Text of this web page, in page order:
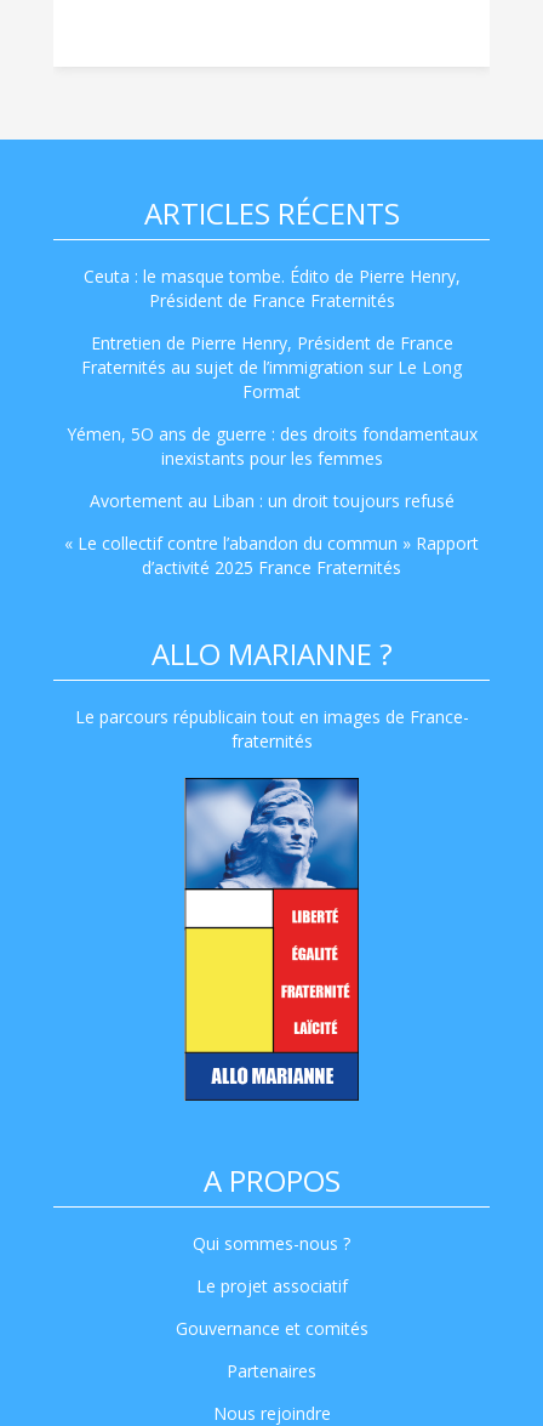
ARTICLES RÉCENTS
Ceuta : le masque tombe. Édito de Pierre Henry,
Président de France Fraternités
Entretien de Pierre Henry, Président de France
Fraternités au sujet de l’immigration sur Le Long
Format
Yémen, 5O ans de guerre : des droits fondamentaux
inexistants pour les femmes
Avortement au Liban : un droit toujours refusé
« Le collectif contre l’abandon du commun » Rapport
d’activité 2025 France Fraternités
ALLO MARIANNE ?
Le parcours républicain tout en images de France-
fraternités
A PROPOS
Qui sommes-nous ?
Le projet associatif
Gouvernance et comités
Partenaires
Nous rejoindre